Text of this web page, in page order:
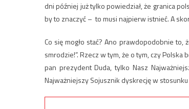
dni później już tylko powiedział, że granica
by to znaczyć – to musi najpierw istnieć. A
Co się mogło stać? Ano prawdopodobnie
smrodzie!”. Rzecz w tym, że o tym, czy
pan prezydent Duda, tylko Nasz
Najważniejszy Sojusznik dyskrecję w